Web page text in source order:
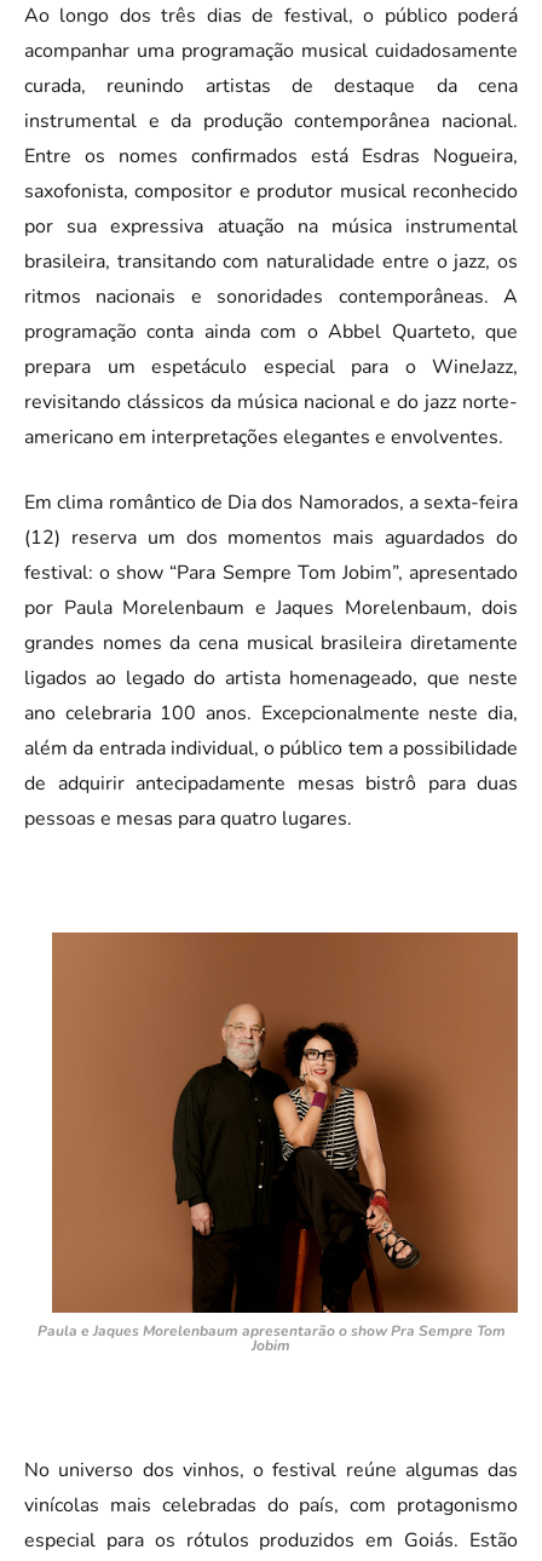
Ao longo dos três dias de festival, o público poderá
acompanhar uma programação musical cuidadosamente
curada, reunindo artistas de destaque da cena
instrumental e da produção contemporânea nacional.
Entre os nomes confirmados está Esdras Nogueira,
saxofonista, compositor e produtor musical reconhecido
por sua expressiva atuação na música instrumental
brasileira, transitando com naturalidade entre o jazz, os
ritmos nacionais e sonoridades contemporâneas. A
programação conta ainda com o Abbel Quarteto, que
prepara um espetáculo especial para o WineJazz,
revisitando clássicos da música nacional e do jazz norte-
americano em interpretações elegantes e envolventes.
Em clima romântico de Dia dos Namorados, a sexta-feira
(12) reserva um dos momentos mais aguardados do
festival: o show “Para Sempre Tom Jobim”, apresentado
por Paula Morelenbaum e Jaques Morelenbaum, dois
grandes nomes da cena musical brasileira diretamente
ligados ao legado do artista homenageado, que neste
ano celebraria 100 anos. Excepcionalmente neste dia,
além da entrada individual, o público tem a possibilidade
de adquirir antecipadamente mesas bistrô para duas
pessoas e mesas para quatro lugares.
Paula e Jaques Morelenbaum apresentarão o show Pra Sempre Tom
Jobim
No universo dos vinhos, o festival reúne algumas das
vinícolas mais celebradas do país, com protagonismo
especial para os rótulos produzidos em Goiás. Estão